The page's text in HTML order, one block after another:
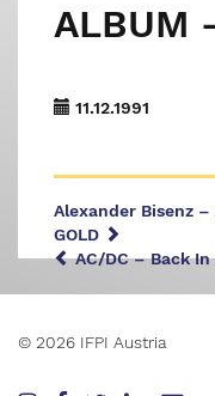
ALBUM
11.12.1991
Alexander Bisenz
GOLD
AC/DC – Back In
© 2026 IFPI Austria